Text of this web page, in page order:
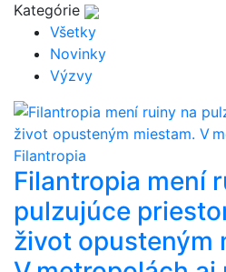
Kategórie
Všetky
Novinky
Výzvy
Filantropia
Filantropia mení
pulzujúce
život opusteným